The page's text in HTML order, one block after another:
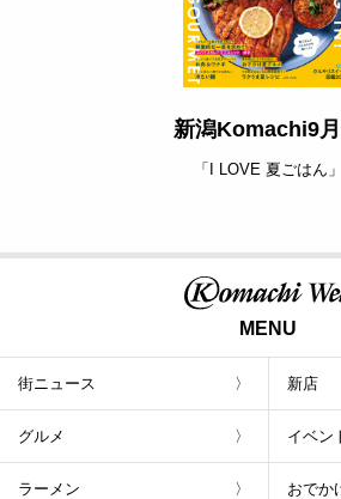
新潟Komachi9
「I LOVE 夏ごはん」
MENU
街ニュース 新店
グルメ イベン
ラーメン おでか